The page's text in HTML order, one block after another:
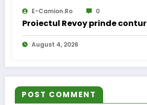
E-Camion.ro 0
Proiectul Revoy prinde contur
August 4, 2026
POST COMMENT